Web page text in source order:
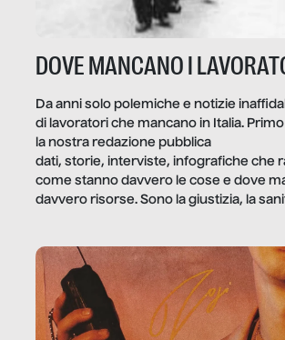
DOVE MANCANO I
Da anni solo polemiche e notizie
di lavoratori che mancano in Italia.
la nostra redazione pubblica
dati, storie, interviste, infografiche che
come stanno davvero le cose e dove
davvero risorse. Sono la giustizia, la